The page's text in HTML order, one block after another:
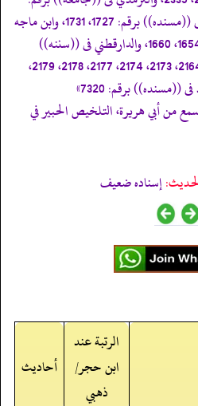
684، 685، 687، 697، والدارمي فى ((مسنده)) برقم: 1727، 1731، وابن ماجه
فى ((سننه)) برقم: 1646، 1650، 1654، 1660، والدارقطني فى ((سننه))
برقم: 2160، 2161، 2162، 2163، 2164، 2173، 2174، 2177، 2178، 2179،
من أبي هريرة، التلخيص الحبير في
إسناده ضعيف
الرتبة عند
ابن حجر/
ذهبي
أحاديث